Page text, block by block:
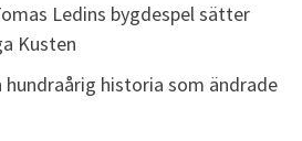
Ledins bygdespel sätter
Kusten
historia som ändrade